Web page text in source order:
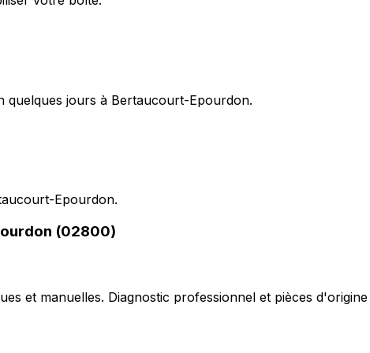
quelques jours à Bertaucourt-Epourdon.
Epourdon.
(02800)
et manuelles. Diagnostic professionnel et pièces